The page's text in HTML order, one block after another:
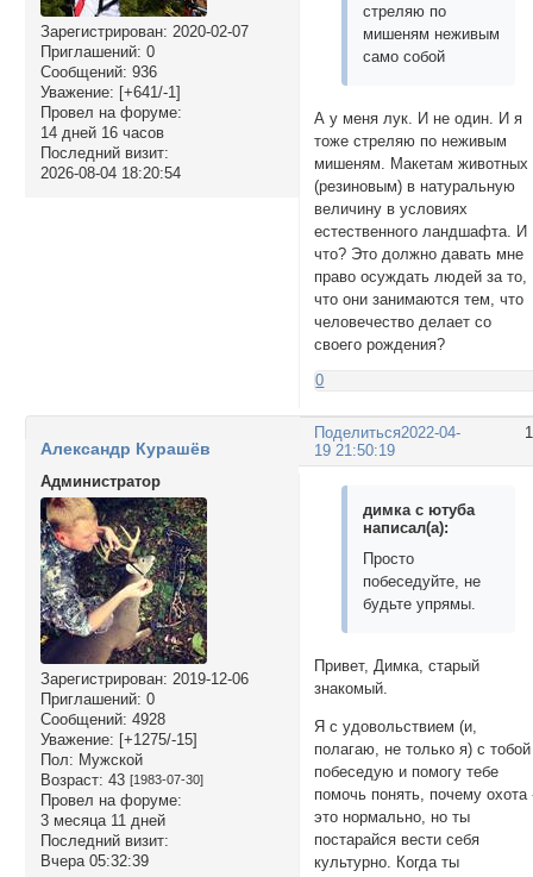
Зарегистрирован: 2020-02-07
Приглашений: 0
Сообщений: 936
Уважение: [+641/-1]
Провел на форуме:
14 дней 16 часов
Последний визит:
2026-08-04 18:20:54
стреляю по
мишеням неживым
само собой
А у меня лук. И не один. И я
тоже стреляю по неживым
мишеням. Макетам животных
(резиновым) в натуральную
величину в условиях
естественного ландшафта. И
что? Это должно давать мне
право осуждать людей за то,
что они занимаются тем, что
человечество делает со
своего рождения?
0
Поделиться2022-04-
19 21:50:19
Александр Курашёв
Администратор
Зарегистрирован: 2019-12-06
Приглашений: 0
Сообщений: 4928
Уважение: [+1275/-15]
Пол: Мужской
Возраст: 43 [1983-07-30]
Провел на форуме:
3 месяца 11 дней
Последний визит:
Вчера 05:32:39
димка с ютуба
написал(а):
Просто
побеседуйте, не
будьте упрямы.
Привет, Димка, старый
знакомый.
Я с удовольствием (и,
полагаю, не только я) с тобой
побеседую и помогу тебе
помочь понять, почему охота
это нормально, но ты
постарайся вести себя
культурно. Когда ты